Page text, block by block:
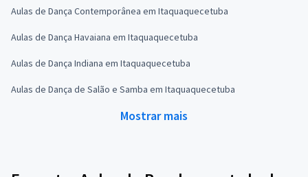
Aulas de Dança Contemporânea em Itaquaquecetuba
Aulas de Dança Havaiana em Itaquaquecetuba
Aulas de Dança Indiana em Itaquaquecetuba
Aulas de Dança de Salão e Samba em Itaquaquecetuba
Mostrar mais